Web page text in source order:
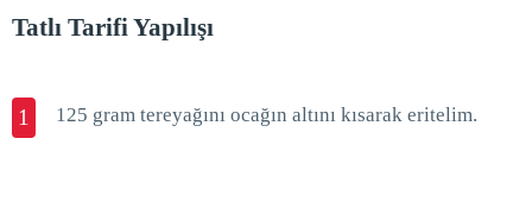
Tatlı Tarifi Yapılışı
1 125 gram tereyağını ocağın altını kısarak eritelim.